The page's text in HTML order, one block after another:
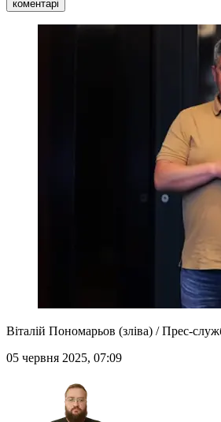
коментарі
Віталій Пономарьов (зліва) / Прес-
05 червня 2025, 07:09